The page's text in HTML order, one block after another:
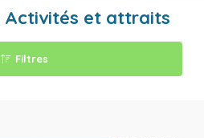
Activités et attraits
Filtres